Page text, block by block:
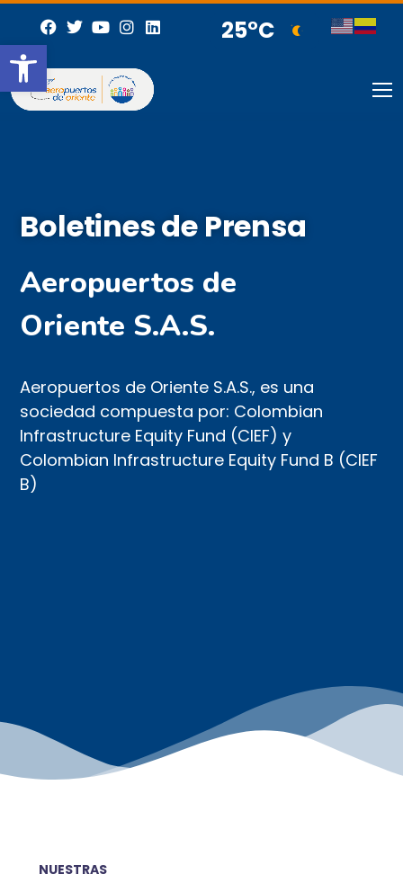
Abrir barra de herramientas
25°C
Boletines de Prensa
Aeropuertos de
Oriente S.A.S.
Aeropuertos de Oriente S.A.S., es una
sociedad compuesta por: Colombian
Infrastructure Equity Fund (CIEF) y
Colombian Infrastructure Equity Fund B (CIEF
B)
NUESTRAS